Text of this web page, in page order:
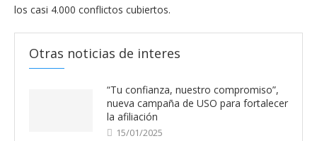
los casi 4.000 conflictos cubiertos.
Otras noticias de interes
“Tu confianza, nuestro compromiso”,
nueva campaña de USO para fortalecer
la afiliación
15/01/2025